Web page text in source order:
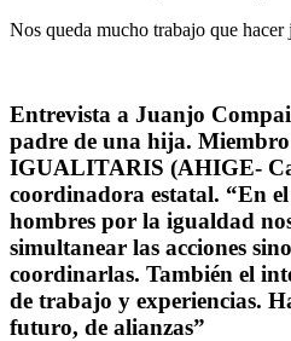
Nos queda mucho trabajo que
Entrevista a Juanjo
padre de una hija.
IGUALITARIS (AHIGE-
coordinadora estatal. “En
hombres por la igualdad
simultanear las acciones
coordinarlas. También el
de trabajo y experiencias.
futuro, de alianzas”